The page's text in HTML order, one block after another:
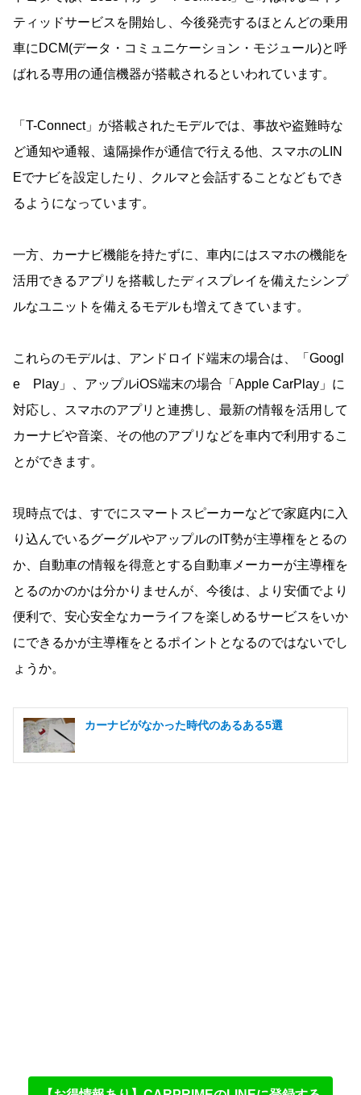
ティッドサービスを開始し、今後発売するほとんどの乗用
車にDCM(データ・コミュニケーション・モジュール)と呼
ばれる専用の通信機器が搭載されるといわれています。
「T-Connect」が搭載されたモデルでは、事故や盗難時な
ど通知や通報、遠隔操作が通信で行える他、スマホのLIN
Eでナビを設定したり、クルマと会話することなどもでき
るようになっています。
一方、カーナビ機能を持たずに、車内にはスマホの機能を
活用できるアプリを搭載したディスプレイを備えたシンプ
ルなユニットを備えるモデルも増えてきています。
これらのモデルは、アンドロイド端末の場合は、「Googl
e Play」、アップルiOS端末の場合「Apple CarPlay」に
対応し、スマホのアプリと連携し、最新の情報を活用して
カーナビや音楽、その他のアプリなどを車内で利用するこ
とができます。
現時点では、すでにスマートスピーカーなどで家庭内に入
り込んでいるグーグルやアップルのIT勢が主導権をとるの
か、自動車の情報を得意とする自動車メーカーが主導権を
とるのかのかは分かりませんが、今後は、より安価でより
便利で、安心安全なカーライフを楽しめるサービスをいか
にできるかが主導権をとるポイントとなるのではないでし
ょうか。
カーナビがなかった時代のあるある5選